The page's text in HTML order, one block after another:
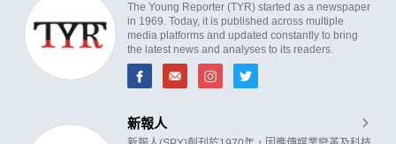
The Young Reporter (TYR) started as a newspaper
in 1969. Today, it is published across multiple
media platforms and updated constantly to bring
the latest news and analyses to its readers.
新報人